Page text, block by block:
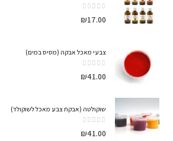
0
out of 5
₪17.00
צבעי מאכל אבקה (מסיס במים)
0
out of 5
₪41.00
שוקולטה (אבקת צבע מאכל לשוקולד)
0
out of 5
₪41.00